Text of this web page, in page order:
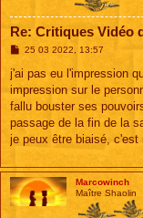
Re: Critiques Vidéo
M
s
a
g
25 03 2022, 13:57
j'ai pas eu l'impression
impression sur le
fallu bouster ses
passage de la fin de la
je peux être biaisé, c'est
Marcowinch
Maître Shaolin